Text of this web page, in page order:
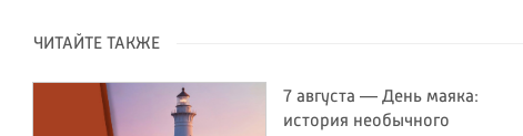
ЧИТАЙТЕ ТАКЖЕ
7 августа — День маяка:
история необычного